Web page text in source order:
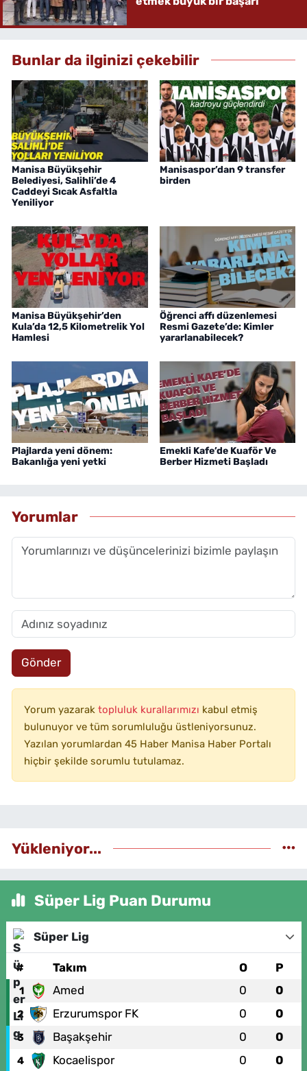
Bunlar da ilginizi çekebilir
Manisa Büyükşehir
Belediyesi, Salihli’de 4
Caddeyi Sıcak Asfaltla
Yeniliyor
Manisaspor’dan 9 transfer
birden
Manisa Büyükşehir’den
Kula’da 12,5 Kilometrelik Yol
Hamlesi
Öğrenci affı düzenlemesi
Resmi Gazete’de: Kimler
yararlanabilecek?
Plajlarda yeni dönem:
Bakanlığa yeni yetki
Emekli Kafe’de Kuaför Ve
Berber Hizmeti Başladı
Yorumlar
Gönder
Yorum yazarak topluluk kurallarımızı kabul etmiş
bulunuyor ve tüm sorumluluğu üstleniyorsunuz.
Yazılan yorumlardan 45 Haber Manisa Haber Portalı
hiçbir şekilde sorumlu tutulamaz.
Yükleniyor...
Süper Lig Puan Durumu
Süper Lig
# Takım O P
1 Amed 0 0
2 Erzurumspor FK 0 0
3 Başakşehir 0 0
4 Kocaelispor 0 0